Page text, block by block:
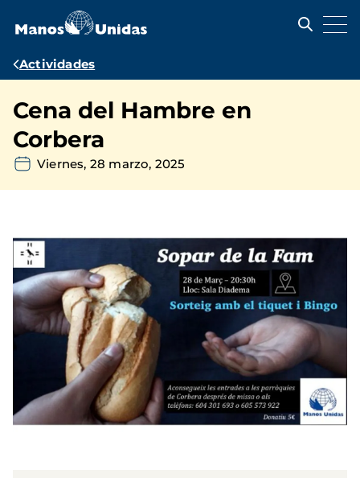
contenido
Ruta
navegación
Actividades
Cena del Hambre en
Corbera
Viernes, 28 marzo, 2025